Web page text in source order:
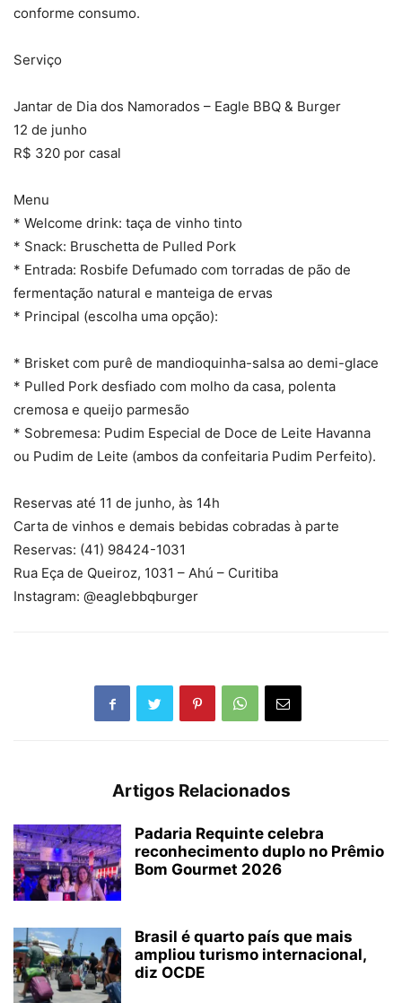
conforme consumo.
Serviço
Jantar de Dia dos Namorados – Eagle BBQ & Burger
12 de junho
R$ 320 por casal
Menu
* Welcome drink: taça de vinho tinto
* Snack: Bruschetta de Pulled Pork
* Entrada: Rosbife Defumado com torradas de pão de
fermentação natural e manteiga de ervas
* Principal (escolha uma opção):
* Brisket com purê de mandioquinha-salsa ao demi-glace
* Pulled Pork desfiado com molho da casa, polenta
cremosa e queijo parmesão
* Sobremesa: Pudim Especial de Doce de Leite Havanna
ou Pudim de Leite (ambos da confeitaria Pudim Perfeito).
Reservas até 11 de junho, às 14h
Carta de vinhos e demais bebidas cobradas à parte
Reservas: (41) 98424-1031
Rua Eça de Queiroz, 1031 – Ahú – Curitiba
Instagram: @eaglebbqburger
Artigos Relacionados
Padaria Requinte celebra
reconhecimento duplo no Prêmio
Bom Gourmet 2026
Brasil é quarto país que mais
ampliou turismo internacional,
diz OCDE